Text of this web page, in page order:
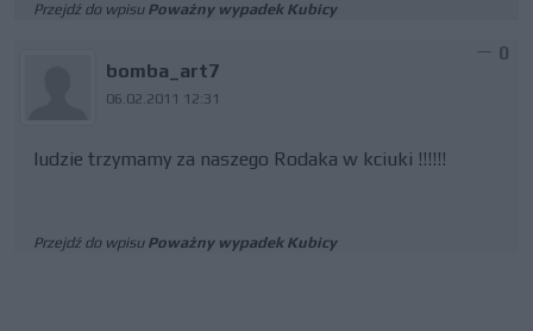
Przejdź do wpisu Poważny wypadek Kubicy
bomba_art7
06.02.2011 12:31
0
ludzie trzymamy za naszego Rodaka w kciuki !!!!!!
Przejdź do wpisu Poważny wypadek Kubicy